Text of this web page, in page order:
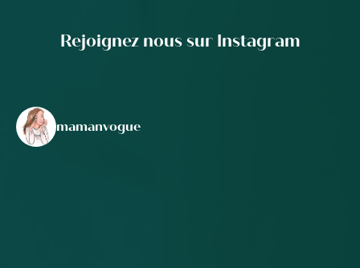
Rejoignez nous sur Instagram
mamanvogue